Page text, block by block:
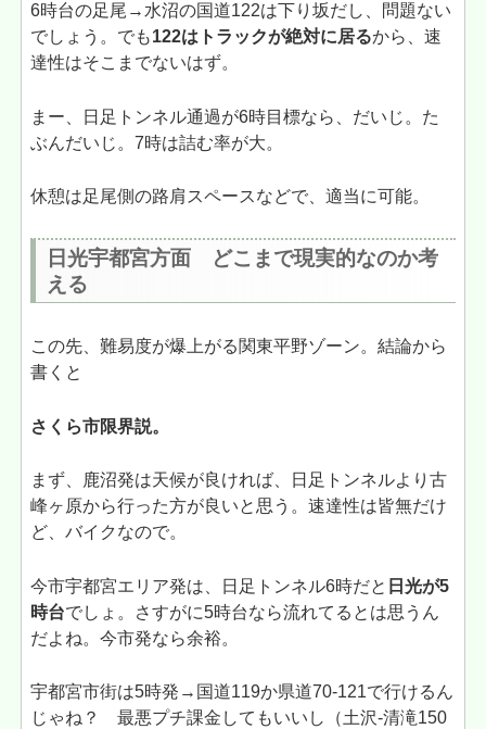
6時台の足尾→水沼の国道122は下り坂だし、問題ない
でしょう。でも122はトラックが絶対に居るから、速
達性はそこまでないはず。
まー、日足トンネル通過が6時目標なら、だいじ。た
ぶんだいじ。7時は詰む率が大。
休憩は足尾側の路肩スペースなどで、適当に可能。
日光宇都宮方面 どこまで現実的なのか考
える
この先、難易度が爆上がる関東平野ゾーン。結論から
書くと
さくら市限界説。
まず、鹿沼発は天候が良ければ、日足トンネルより古
峰ヶ原から行った方が良いと思う。速達性は皆無だけ
ど、バイクなので。
今市宇都宮エリア発は、日足トンネル6時だと 日光が5
時台でしょ。さすがに5時台なら流れてるとは思うん
だよね。今市発なら余裕。
宇都宮市街は5時発→国道119か県道70-121で行けるん
じゃね？ 最悪プチ課金してもいいし（土沢-清滝150